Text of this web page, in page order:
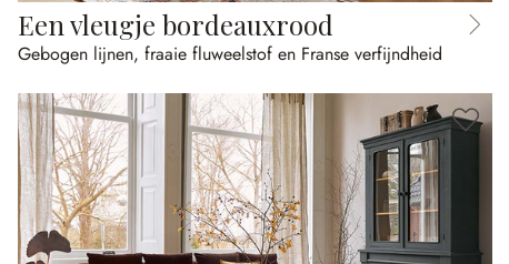
Een vleugje bordeauxrood
Gebogen lijnen, fraaie fluweelstof en Franse verfijndheid